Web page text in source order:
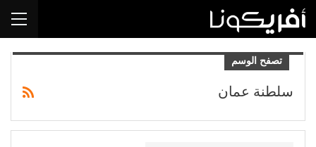
تصفح الوسم
سلطنة عمان